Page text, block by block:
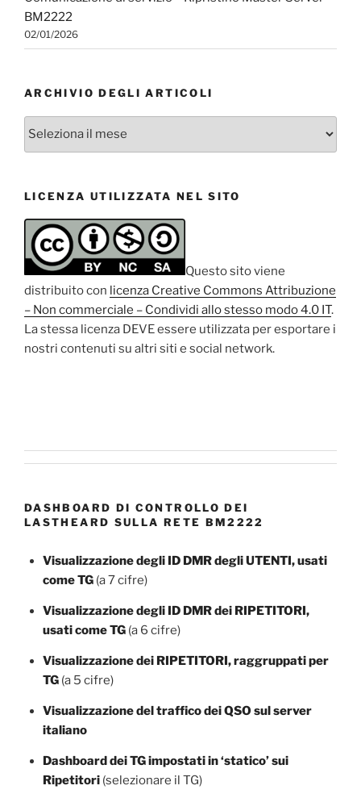
BM2222
02/01/2026
ARCHIVIO DEGLI ARTICOLI
LICENZA UTILIZZATA NEL SITO
Questo sito viene
distribuito con licenza Creative Commons Attribuzione
– Non commerciale – Condividi allo stesso modo 4.0 IT.
La stessa licenza DEVE essere utilizzata per esportare i
nostri contenuti su altri siti e social network.
DASHBOARD DI CONTROLLO DEI
LASTHEARD SULLA RETE BM2222
Visualizzazione degli ID DMR degli UTENTI, usati
come TG(a 7 cifre)
Visualizzazione degli ID DMR dei RIPETITORI,
usati come TG(a 6 cifre)
Visualizzazione dei RIPETITORI, raggruppati per
TG(a 5 cifre)
Visualizzazione del traffico dei QSO sul server
italiano
Dashboard dei TG impostati in ‘statico’ sui
Ripetitori(selezionare il TG)